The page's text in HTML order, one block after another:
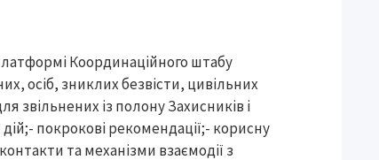
Координаційного штабу
осіб, зниклих безвісти, цивільних
звільнених із полону Захисників і
покрокові рекомендації;- корисну
та механізми взаємодії з